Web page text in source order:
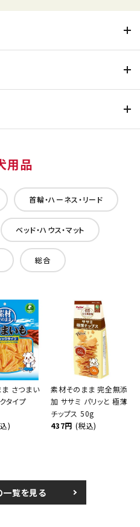
用品
首輪・ハーネス・リード
ベッド・ハウス・マット
総合
さつまい
タイプ
)
素材そのまま 完全無添
加 ササミ パリッと 極薄
チップス 50g
437円 (税込)
一覧を見る